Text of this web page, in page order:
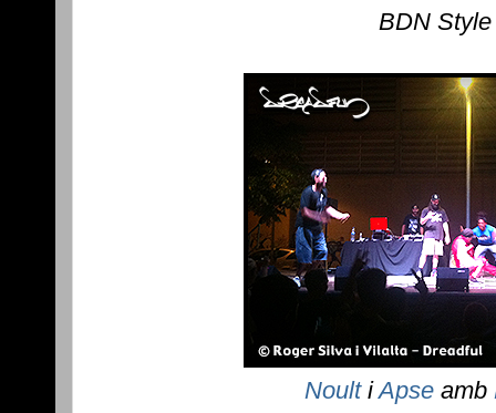
BDN
NoultiApse amb